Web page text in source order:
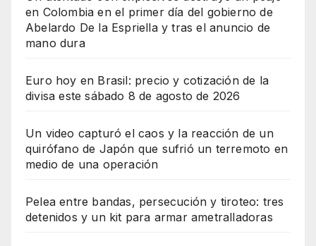
en Colombia en el primer día del gobierno de
Abelardo De la Espriella y tras el anuncio de
mano dura
Euro hoy en Brasil: precio y cotización de la
divisa este sábado 8 de agosto de 2026
Un video capturó el caos y la reacción de un
quirófano de Japón que sufrió un terremoto en
medio de una operación
Pelea entre bandas, persecución y tiroteo: tres
detenidos y un kit para armar ametralladoras